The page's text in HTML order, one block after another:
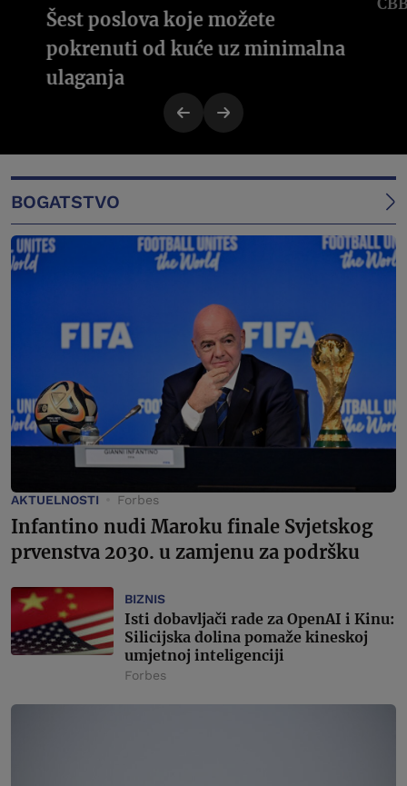
Šest poslova koje možete
pokrenuti od kuće uz minimalna
ulaganja
BOGATSTVO
AKTUELNOSTI Forbes
Infantino nudi Maroku finale Svjetskog
prvenstva 2030. u zamjenu za podršku
BIZNIS
Isti dobavljači rade za OpenAI i Kinu:
Silicijska dolina pomaže kineskoj
umjetnoj inteligenciji
Forbes